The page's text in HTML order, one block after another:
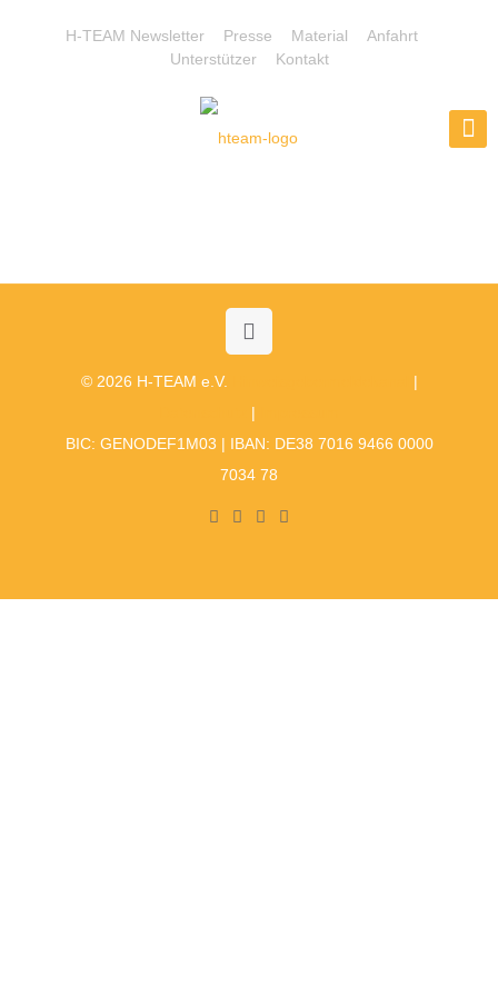
H-TEAM Newsletter Presse Material
Anfahrt
Unterstützer
Kontakt
© 2026 H-TEAM e.V.
|
|
BIC: GENODEF1M03 | IBAN: DE38 7016 9466 0000
7034 78